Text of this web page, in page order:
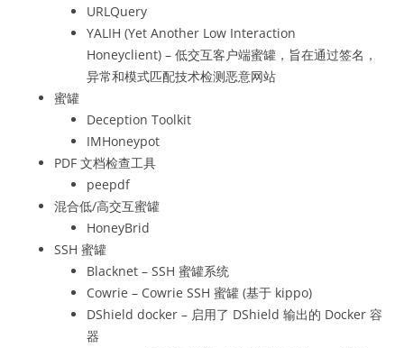
URLQuery
YALIH (Yet Another Low Interaction
Honeyclient) – 低交互客户端蜜罐，旨在通过签名，
异常和模式匹配技术检测恶意网站
蜜罐
Deception Toolkit
IMHoneypot
PDF 文档检查工具
peepdf
混合低/高交互蜜罐
HoneyBrid
SSH 蜜罐
Blacknet – SSH 蜜罐系统
Cowrie – Cowrie SSH 蜜罐 (基于 kippo)
DShield docker – 启用了 DShield 输出的 Docker 容
器